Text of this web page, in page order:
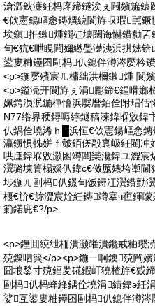
滄澀鈥濓紝杩庝締鐩涘ぇ闁嬪箷
€佽憲鍚嶇悆鏄熼綂閬斿収瑕嚚
埃鎭拰鏉煄鐗硅壊闊诲懗鐨勬
甸€犺€呭睍闁嬭繎璺濋洟浜掑嫊
鍙婁粬鑸囨剾杩仈鎴伴澊涔嬮枔
<p>鍦嬮殯宸ㄦ槦绌洪檷鏉煄 閬
<p>鎰涜开閬斿ぇ涓彲鍗€鍟嗗嫏
姵鍔涢泦鍦樿懀浜嬮暦銆佺附瑁佸
N77绺界稉鐞嗕綍鐩稿湅鍏堢敓鍏
仈鍝佺墝浠ｈ█浜恒€佽憲鍚嶇悆
灜鐝惧牬姘ｆ皼銆傞毃寰岋紝閵
哄厜鍏堢敓灏囦竴闆欒瀺鍏ユ澀
瀷璐堜簣榻婇仈鍏с€傚厖婊垮壍
埗鍦ㄦ剾杩仈鐛甸饭鐞冮瀷鐨勯
椻€斺€旀澀宸烇紝鏄竴搴ч亱鍕
箣鍩庛€?/p>
<p>鑸囬綂绁栭潰灏嶉潰鑱戒粬璎
殑鏁呬簨</p><p>鍦ㄧ啊鐭殑闁
囧埌鍫寸殑鍢夎硴鍜屽獟楂斿€戜
剾杩仈杩蜂綘鍝佺墝涓績鍏э紝
娑互鍙婁粬鑸囨剾杩仈鎴伴澊